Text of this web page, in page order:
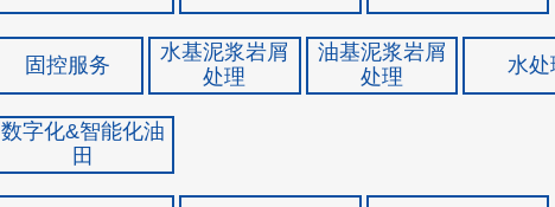
固控服务
水基泥浆岩屑
处理
油基泥浆岩屑
处理
水处
数字化&智能化油
田